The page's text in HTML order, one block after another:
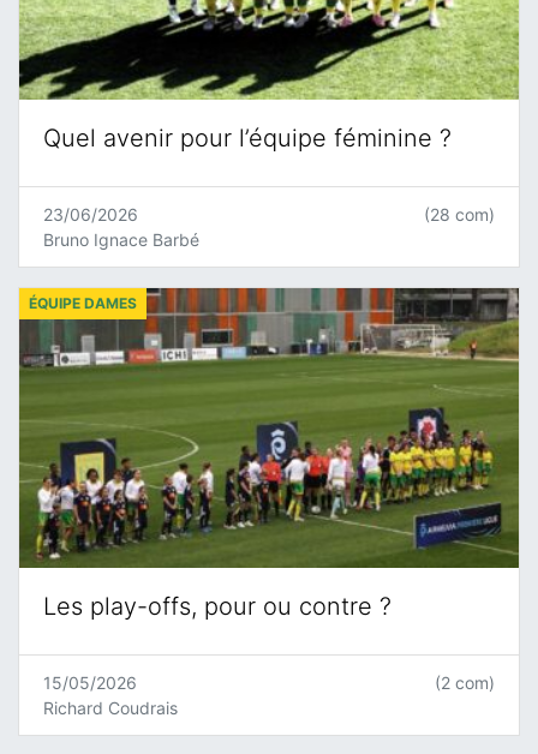
Quel avenir pour l’équipe féminine ?
23/06/2026
Bruno Ignace Barbé
(28 com)
Les play-offs, pour ou contre ?
ÉQUIPE DAMES
15/05/2026
Richard Coudrais
(2 com)